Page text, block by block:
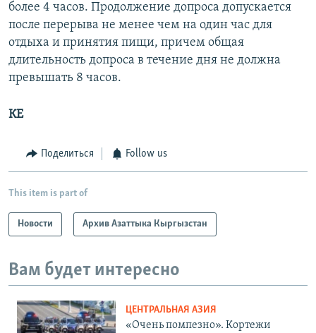
более 4 часов. Продолжение допроса допускается
после перерыва не менее чем на один час для
отдыха и принятия пищи, причем общая
длительность допроса в течение дня не должна
превышать 8 часов.
КЕ
Поделиться Follow us
This item is part of
Новости Архив Азаттыка Кыргызстан
Вам будет интересно
ЦЕНТРАЛЬНАЯ АЗИЯ
«Очень помпезно». Кортежи